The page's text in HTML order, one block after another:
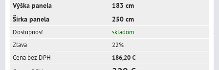
183 cm
250 cm
skladom
22%
186,20 €